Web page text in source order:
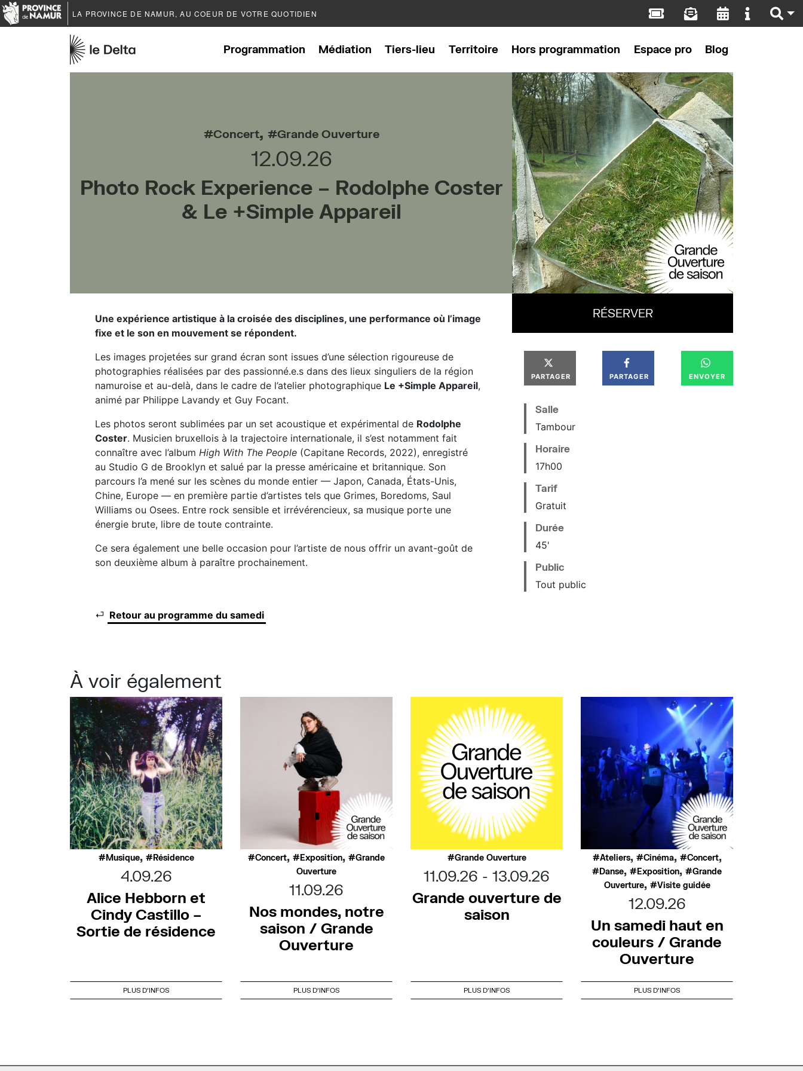
LA PROVINCE DE NAMUR, AU COEUR DE VOTRE QUOTIDIEN
Programmation Médiation Tiers-lieu Territoire Hors programmation Espace pro Blog
Concert, Grande Ouverture
12.09.26
Photo Rock Experience – Rodolphe Coster
& Le +Simple Appareil
Une expérience artistique à la croisée des disciplines, une performance où l’image
fixe et le son en mouvement se répondent.
Les images projetées sur grand écran sont issues d’une sélection rigoureuse de
photographies réalisées par des passionné.e.s dans des lieux singuliers de la région
namuroise et au-delà, dans le cadre de l’atelier photographique Le +Simple Appareil,
animé par Philippe Lavandy et Guy Focant.
Les photos seront sublimées par un set acoustique et expérimental de Rodolphe
Coster. Musicien bruxellois à la trajectoire internationale, il s’est notamment fait
connaître avec l’album High With The People (Capitane Records, 2022), enregistré
au Studio G de Brooklyn et salué par la presse américaine et britannique. Son
parcours l’a mené sur les scènes du monde entier — Japon, Canada, États-Unis,
Chine, Europe — en première partie d’artistes tels que Grimes, Boredoms, Saul
Williams ou Osees. Entre rock sensible et irrévérencieux, sa musique porte une
énergie brute, libre de toute contrainte.
Ce sera également une belle occasion pour l’artiste de nous offrir un avant-goût de
son deuxième album à paraître prochainement.
⏎ Retour au programme du samedi
RÉSERVER
PARTAGER PARTAGER ENVOYER
Salle
Tambour
Horaire
17h00
Tarif
Gratuit
Durée
45'
Public
Tout public
À voir également
Musique, Résidence
4.09.26
Alice Hebborn et
Cindy Castillo –
Sortie de résidence
PLUS D'INFOS
Concert, Exposition,
Grande
Ouverture
11.09.26
Nos mondes, notre
saison / Grande
Ouverture
PLUS D'INFOS
Grande Ouverture
11.09.26
13.09.26
Grande ouverture de
saison
PLUS D'INFOS
Ateliers, Cinéma, Concert,
Danse, Exposition,
Grande
Ouverture, Visite guidée
12.09.26
Un samedi haut en
couleurs / Grande
Ouverture
PLUS D'INFOS